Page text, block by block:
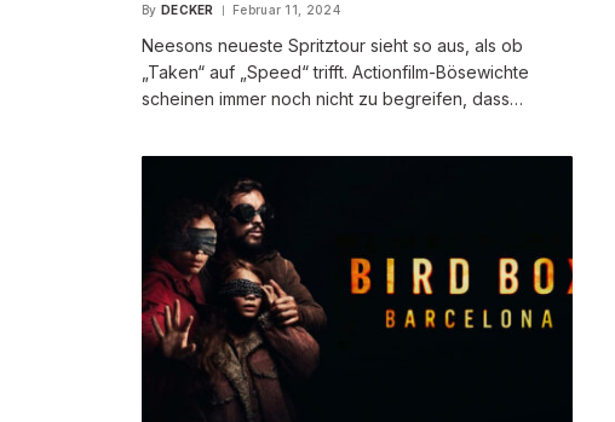
By DECKER Februar 11, 2024
Neesons neueste Spritztour sieht so aus, als ob
„Taken“ auf „Speed“ trifft. Actionfilm-Bösewichte
scheinen immer noch nicht zu begreifen, dass…